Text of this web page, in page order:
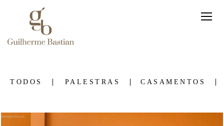
TODOS PALESTRAS CASAMENTOS